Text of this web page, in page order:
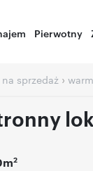
Pierwotny
na sprzedaż ›
2